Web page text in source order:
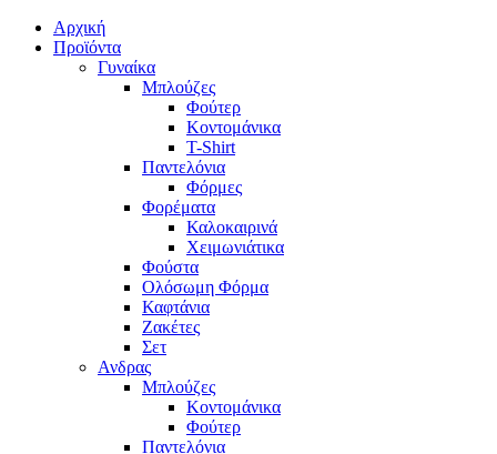
Αρχική
Προϊόντα
Γυναίκα
Μπλούζες
Φούτερ
Κοντομάνικα
T-Shirt
Παντελόνια
Φόρμες
Φορέματα
Καλοκαιρινά
Χειμωνιάτικα
Φούστα
Ολόσωμη Φόρμα
Καφτάνια
Ζακέτες
Σετ
Ανδρας
Μπλούζες
Κοντομάνικα
Φούτερ
Παντελόνια